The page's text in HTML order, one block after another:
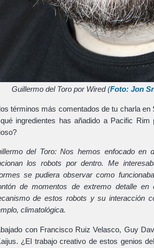
Guillermo del Toro por Wired (Foto: Jon
términos más comentados de tu charla
ingredientes has añadido a Pacific Rim
del Toro: Nos hemos enfocado en
los robots por dentro. Me
se pudiera observar como
de momentos de extremo detalle en
de estos robots y su interacción
climatológica.
con Francisco Ruiz Velasco, Guy
¿El trabajo creativo de estos genios